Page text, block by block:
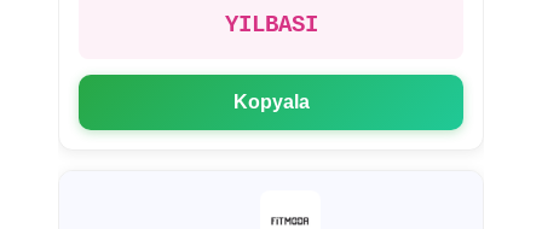
YILBASI
Kopyala